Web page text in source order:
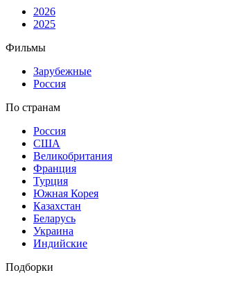
2026
2025
Фильмы
Зарубежные
Россия
По странам
Россия
США
Великобритания
Франция
Турция
Южная Корея
Казахстан
Беларусь
Украина
Индийские
Подборки